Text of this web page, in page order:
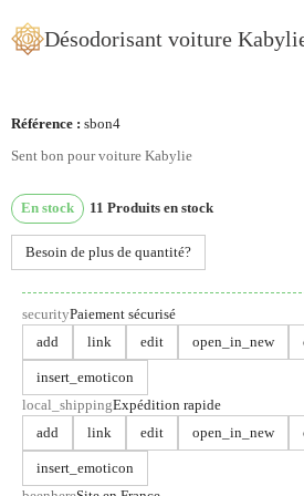
cookies
et d'autres technologies de suivi
de navigation sur notre site,
personnalisé et des publicités
de notre site et pour
mes préférences
Désodorisant voiture
Référence : sbon4
Sent bon pour voiture Kabylie
En stock 11 Produits en stock
Besoin de plus de quantité?
securityPaiement sécurisé
add
link edit open_in_new
insert_emoticon
local_shippingExpédition rapide
add
link edit open_in_new
insert_emoticon